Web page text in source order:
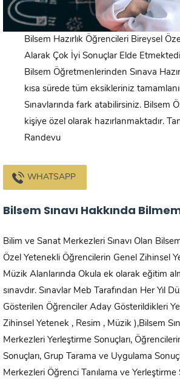
Bilsem Hazırlık Öğrencileri Bireysel
Alarak Çok İyi Sonuçlar Elde
Bilsem Öğretmenlerinden Sınava
kısa sürede tüm eksikleriniz
Sınavlarında fark atabilirsiniz. Bilsem
kişiye özel olarak hazırlanmaktadır.
Randevu
WHATSAPP
Bilsem Sınavı Hakkında
Bilim ve Sanat Merkezleri Sınavı Olan
Özel Yetenekli Öğrencilerin Genel Zihinsel
Müzik Alanlarında Okula ek olarak eğitim
sınavdır. Sınavlar Meb Tarafından Her Yıl
Gösterilen Öğrenciler Aday Gösterildikleri
Zihinsel Yetenek , Resim , Müzik ),Bilsem
Merkezleri Yerleştirme Sonuçları,
Sonuçları, Grup Tarama ve Uygulama
Merkezleri Öğrenci Tanılama ve Yerleştirme